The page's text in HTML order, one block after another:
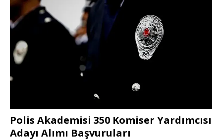
Polis Akademisi 350 Komiser Yardımcısı
Adayı Alımı Başvuruları